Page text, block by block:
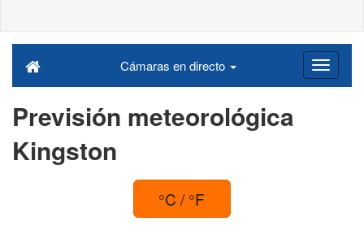
Cámaras en directo
Previsión meteorológica
Kingston
°C / °F